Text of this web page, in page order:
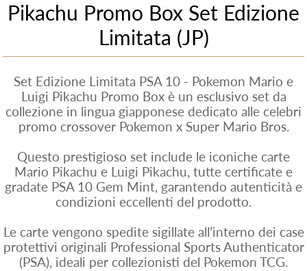
Pikachu Promo Box Set Edizione
Limitata (JP)
Set Edizione Limitata PSA 10 - Pokemon Mario e
Luigi Pikachu Promo Box è un esclusivo set da
collezione in lingua giapponese dedicato alle celebri
promo crossover Pokemon x Super Mario Bros.
Questo prestigioso set include le iconiche carte
Mario Pikachu e Luigi Pikachu, tutte certificate e
gradate PSA 10 Gem Mint, garantendo autenticità e
condizioni eccellenti del prodotto.
Le carte vengono spedite sigillate all’interno dei case
protettivi originali Professional Sports Authenticator
(PSA), ideali per collezionisti del Pokemon TCG.